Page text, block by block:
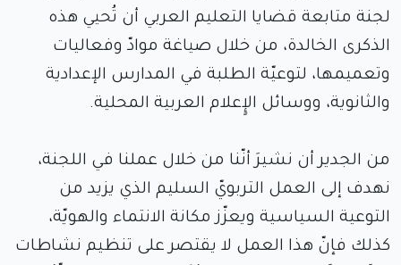
لجنة متابعة قضايا التعليم العربي أن تُحيي هذه
الذكرى الخالدة، من خلال صياغة موادّ وفعاليات
وتعميمها، لتوعيّة الطلبة في المدارس الإعدادية
والثانوية، ووسائل الإٍعلام العربية المحلية.
من الجدير أن نشيرَ أنّنا من خلال عملنا في اللجنة،
نهدف إلى العمل التربويّ السليم الذي يزيد من
التوعية السياسية ويعزّز مكانة الانتماء والهويّة،
كذلك فإنّ هذا العمل لا يقتصر على تنظيم نشاطات